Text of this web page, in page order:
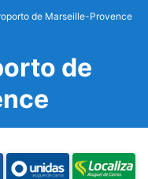
de Marseille-Provence
de